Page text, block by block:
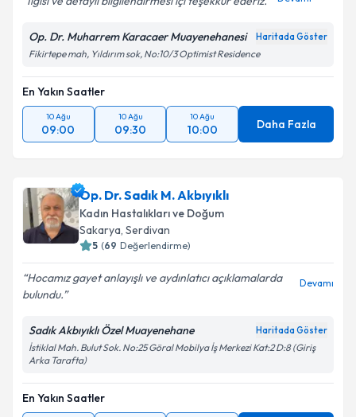
Op. Dr. Muharrem Karacaer Muayenehanesi Haritada Göster
Fikirtepe mah, Yıldırım sok, No:10/3 Optimist Residence
En Yakın Saatler
10 Ağu
09:00
10 Ağu
09:30
10 Ağu
10:00 Daha Fazla
Op. Dr. Sadık M. Akbıyıklı
Kadın Hastalıkları ve Doğum
Sakarya, Serdivan
5 (69 Değerlendirme)
Hocamız gayet anlayışlı ve aydınlatıcı açıklamalarda
bulundu.
Devamı
Sadık Akbıyıklı Özel Muayenehane Haritada Göster
İstiklal Mah. Bulut Sok. No:25 Göral Mobilya İş Merkezi Kat:2 D:8 (Giriş
Arka Tarafta)
En Yakın Saatler